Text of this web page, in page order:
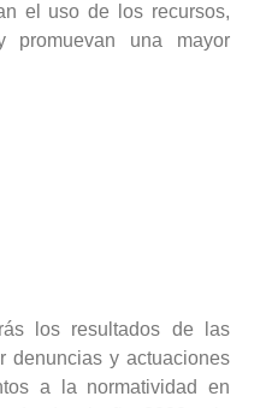
el uso de los recursos,
promuevan una mayor
los resultados de las
denuncias y actuaciones
a la normatividad en